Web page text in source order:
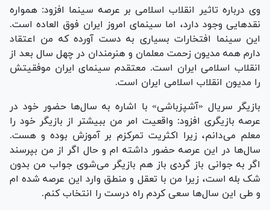
وی درباره تاثیر انقلاب اسلامی بر عرصه سینما افزود: همواره
نقد‌هایی وجود دارد، اما سینمای امروز ایران فوق العاده است.
این سینما افتخارات بسیاری به دست آورده که من اعتقاد
دارم همه مدیون زحمت معلمان و هنرمندان در چهل سال بعد از
انقلاب اسلامی ایران است. معتقدم سینمای ایران موفقیتش
را مدیون انقلاب اسلامی ایران است.
بازیگر سریال «آشپزباشی» با اشاره به سال‌ها حضور خود در
عرصه بازیگری افزود: واقعیت امر من ببیشتر از بازیگر خود را
معلم می‌دانم، زیرا اکثریت تمرکزم بر آموزش بوده و هست.
سال‌ها در این عرصه حضور داشته ام و حال اگر از من بپرسند
اگر به جوانی باز گردی باز هم بازیگر می‌شوی جواب من بدون
شک بله است، زیرا من با تعقل و منطق وارد این عرصه شده ام
و طی این سال‌ها سعی کردم راه درست را انتخاب کنم.